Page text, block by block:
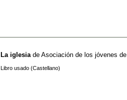
La iglesia de Asociación de los jóvenes
Libro usado (Castellano)